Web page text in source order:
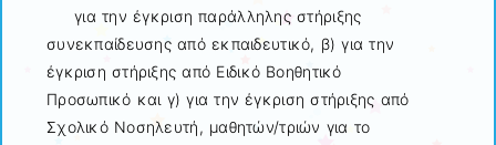
για την έγκριση παράλληλης στήριξης
συνεκπαίδευσης από εκπαιδευτικό, β) για την
έγκριση στήριξης από Ειδικό Βοηθητικό
Προσωπικό και γ) για την έγκριση στήριξης από
Σχολικό Νοσηλευτή, μαθητών/τριών για το